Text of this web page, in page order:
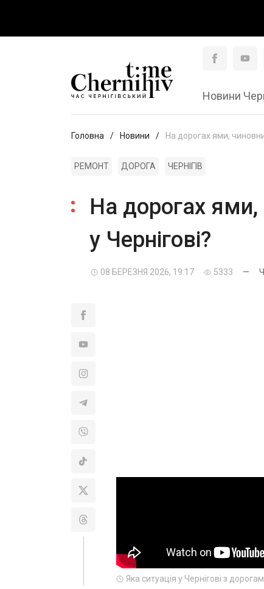
Новини
Головна Новини На дорогах ями,
РЕМОНТ ДОРОГА ЧЕРНІГІВ
На дорогах ями,
у Чернігові?
08 БЕРЕЗНЯ 2026, 19:17 5333 —
Яка ситуація у Чернігові з